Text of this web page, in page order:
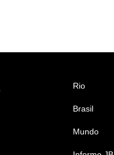
Rio
Brasil
Mundo